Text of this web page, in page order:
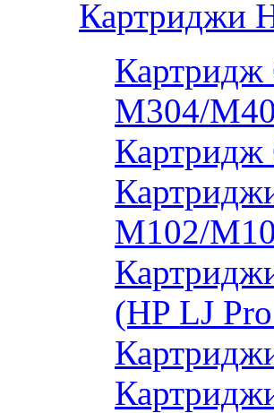
Картриджи
Картридж
M304/
Картридж
M102/
(HP LJ